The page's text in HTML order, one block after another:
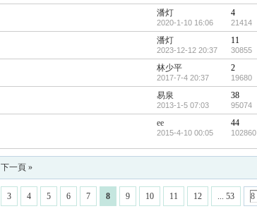
潘灯
2020-1-10 16:06
4
21414
潘灯
2023-12-12 20:37
11
30855
林少平
2017-7-4 20:37
2
19680
易泉
2013-1-5 07:03
38
95074
ee
2015-4-10 00:05
44
102860
下一頁 »
3 4 5 6 7 8 9 10 11 12 ... 53